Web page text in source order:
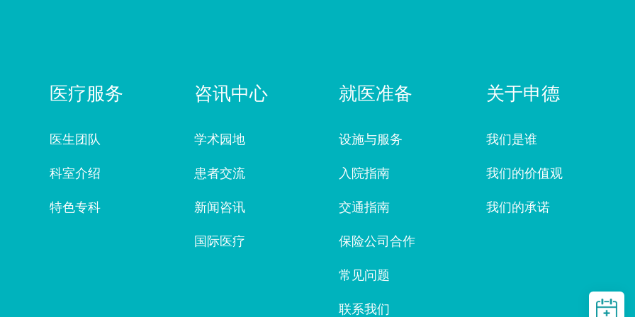
医疗服务
医生团队
科室介绍
特色专科
咨讯中心
学术园地
患者交流
新闻咨讯
国际医疗
就医准备
设施与服务
入院指南
交通指南
保险公司合作
常见问题
联系我们
关于申德
我们是谁
我们的价值观
我们的承诺